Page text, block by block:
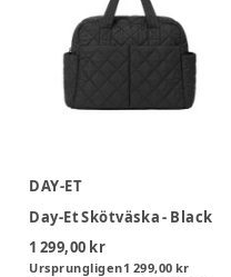
DAY-ET
Day-Et Skötväska - Black
1 299,00 kr
Ursprungligen1 299,00 kr